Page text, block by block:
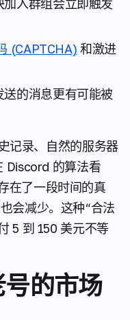
加入群组会立即触发
(CAPTCHA) 和激进
送的消息更有可能被
记录、自然的服务器
Discord 的算法看
在了一段时间的真
会减少。这种“合法
5 到 150 美元不等
的市场